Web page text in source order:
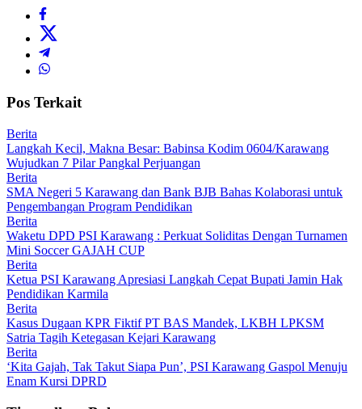
Pos Terkait
Berita
Langkah Kecil, Makna Besar: Babinsa Kodim 0604/Karawang
Wujudkan 7 Pilar Pangkal Perjuangan
Berita
SMA Negeri 5 Karawang dan Bank BJB Bahas Kolaborasi untuk
Pengembangan Program Pendidikan
Berita
Waketu DPD PSI Karawang : Perkuat Soliditas Dengan Turnamen
Mini Soccer GAJAH CUP
Berita
Ketua PSI Karawang Apresiasi Langkah Cepat Bupati Jamin Hak
Pendidikan Karmila
Berita
Kasus Dugaan KPR Fiktif PT BAS Mandek, LKBH LPKSM
Satria Tagih Ketegasan Kejari Karawang
Berita
‘Kita Gajah, Tak Takut Siapa Pun’, PSI Karawang Gaspol Menuju
Enam Kursi DPRD